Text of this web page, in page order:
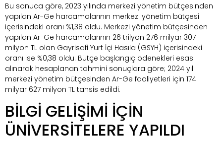
Bu sonuca göre, 2023 yılında merkezi yönetim bütçesinden
yapılan Ar-Ge harcamalarının merkezi yönetim bütçesi
içerisindeki oranı %1,38 oldu. Merkezi yönetim bütçesinden
yapılan Ar-Ge harcamalarının 26 trilyon 276 milyar 307
milyon TL olan Gayrisafi Yurt İçi Hasıla (GSYH) içerisindeki
oranı ise %0,38 oldu. Bütçe başlangıç ödenekleri esas
alınarak hesaplanan tahmini sonuçlara göre; 2024 yılı
merkezi yönetim bütçesinden Ar-Ge faaliyetleri için 174
milyar 627 milyon TL tahsis edildi.
BİLGİ GELİŞİMİ İÇİN
ÜNİVERSİTELERE YAPILDI